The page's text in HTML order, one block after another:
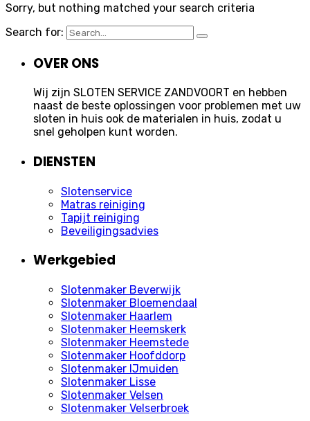
Sorry, but nothing matched your search criteria
Search for:
OVER ONS
Wij zijn SLOTEN SERVICE ZANDVOORT en hebben
naast de beste oplossingen voor problemen met uw
sloten in huis ook de materialen in huis, zodat u
snel geholpen kunt worden.
DIENSTEN
Slotenservice
Matras reiniging
Tapijt reiniging
Beveiligingsadvies
Werkgebied
Slotenmaker Beverwijk
Slotenmaker Bloemendaal
Slotenmaker Haarlem
Slotenmaker Heemskerk
Slotenmaker Heemstede
Slotenmaker Hoofddorp
Slotenmaker IJmuiden
Slotenmaker Lisse
Slotenmaker Velsen
Slotenmaker Velserbroek